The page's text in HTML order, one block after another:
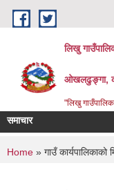
Skip to main content
लिखु
ओखलढुङ्गा,
"लिखु
समाचार
You are
Home » गाउँ